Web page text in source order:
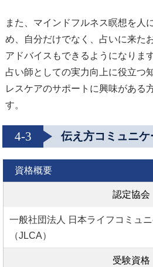
また、マインドフルネス瞑想を人
め、自分だけでなく、占いに来た
アドバイスもできるようになります
占い師としての実力向上に役立つ
レスケアのサポートに興味がある
す。
4-3 伝え方コミュニ
資格概要
認定協会
一般社団法人 日本ライフコミュ
（JLCA）
受験資格